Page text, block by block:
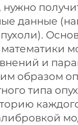
данные
математики
и
образом
типа